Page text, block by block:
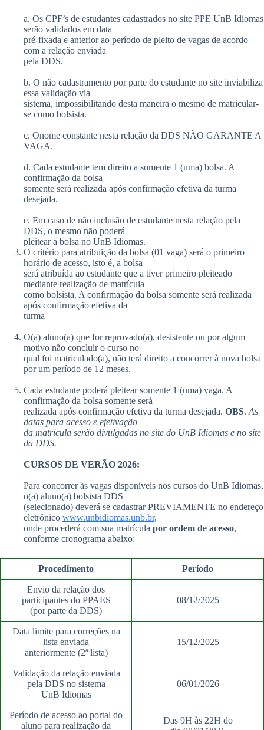
a. Os CPF’s de estudantes cadastrados no site PPE UnB Idiomas
serão validados em data
pré-fixada e anterior ao período de pleito de vagas de acordo
com a relação enviada
pela DDS.
b. O não cadastramento por parte do estudante no site inviabiliza
essa validação via
sistema, impossibilitando desta maneira o mesmo de matricular-
se como bolsista.
c. Onome constante nesta relação da DDS NÃO GARANTE A
VAGA.
d. Cada estudante tem direito a somente 1 (uma) bolsa. A
confirmação da bolsa
somente será realizada após confirmação efetiva da turma
desejada.
e. Em caso de não inclusão de estudante nesta relação pela
DDS, o mesmo não poderá
pleitear a bolsa no UnB Idiomas.
O critério para atribuição da bolsa (01 vaga) será o primeiro
horário de acesso, isto é, a bolsa
será atribuída ao estudante que a tiver primeiro pleiteado
mediante realização de matrícula
como bolsista. A confirmação da bolsa somente será realizada
após confirmação efetiva da
turma
O(a) aluno(a) que for reprovado(a), desistente ou por algum
motivo não concluir o curso no
qual foi matriculado(a), não terá direito a concorrer à nova bolsa
por um período de 12 meses.
Cada estudante poderá pleitear somente 1 (uma) vaga. A
confirmação da bolsa somente será
realizada após confirmação efetiva da turma desejada. OBS. As
datas para acesso e efetivação
da matrícula serão divulgadas no site do UnB Idiomas e no site
da DDS.
CURSOS DE VERÃO 2026:
Para concorrer às vagas disponíveis nos cursos do UnB Idiomas,
o(a) aluno(a) bolsista DDS
(selecionado) deverá se cadastrar PREVIAMENTE no endereço
eletrônico www.unbidiomas.unb.br,
onde procederá com sua matrícula por ordem de acesso,
conforme cronograma abaixo:
Procedimento Período
Envio da relação dos
participantes do PPAES
(por parte da DDS)
08/12/2025
Data limite para correções na
lista enviada
anteriormente (2ª lista)
15/12/2025
Validação da relação enviada
pela DDS no sistema
UnB Idiomas
06/01/2026
Período de acesso ao portal do
aluno para realização da
Das 9H às 22H do